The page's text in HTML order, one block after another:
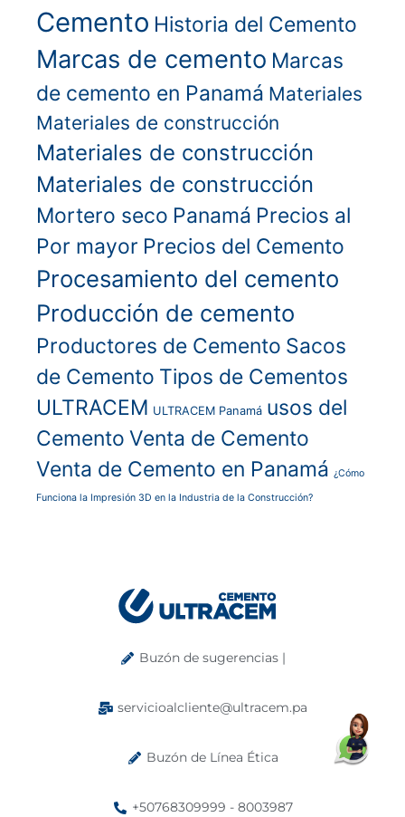
Cemento Historia del Cemento
Marcas de cemento Marcas
de cemento en Panamá Materiales
Materiales de construcción
Materiales de construcción
Materiales de construcción
Mortero seco Panamá Precios al
Por mayor Precios del Cemento
Procesamiento del cemento
Producción de cemento
Productores de Cemento Sacos
de Cemento Tipos de Cementos
ULTRACEM ULTRACEM Panamá usos del
Cemento Venta de Cemento
Venta de Cemento en Panamá ¿Cómo
Funciona la Impresión 3D en la Industria de la Construcción?
Buzón de sugerencias |
servicioalcliente@ultracem.pa
Buzón de Línea Ética
+50768309999 - 8003987